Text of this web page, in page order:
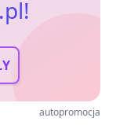
autopromocja